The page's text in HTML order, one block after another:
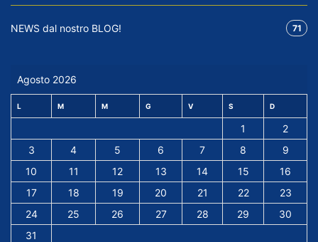
NEWS dal nostro BLOG! 71
Agosto 2026
L M M G V S D
1
2
3
4 5 6 7 8
9
10
11 12 13 14 15
16
17
18 19 20 21 22
23
24
25 26 27 28 29
30
31